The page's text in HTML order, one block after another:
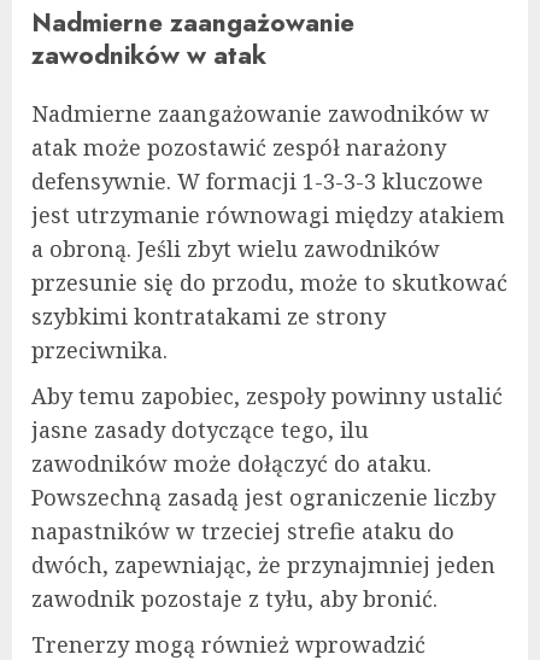
Nadmierne zaangażowanie
zawodników w atak
Nadmierne zaangażowanie zawodników w
atak może pozostawić zespół narażony
defensywnie. W formacji 1-3-3-3 kluczowe
jest utrzymanie równowagi między atakiem
a obroną. Jeśli zbyt wielu zawodników
przesunie się do przodu, może to skutkować
szybkimi kontratakami ze strony
przeciwnika.
Aby temu zapobiec, zespoły powinny ustalić
jasne zasady dotyczące tego, ilu
zawodników może dołączyć do ataku.
Powszechną zasadą jest ograniczenie liczby
napastników w trzeciej strefie ataku do
dwóch, zapewniając, że przynajmniej jeden
zawodnik pozostaje z tyłu, aby bronić.
Trenerzy mogą również wprowadzić